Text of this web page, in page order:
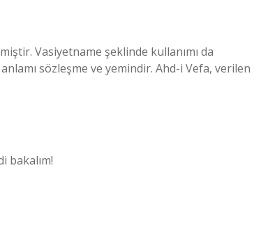
Vasiyetname şeklinde kullanımı da
sözleşme ve yemindir. Ahd-i Vefa, verilen
bakalım!